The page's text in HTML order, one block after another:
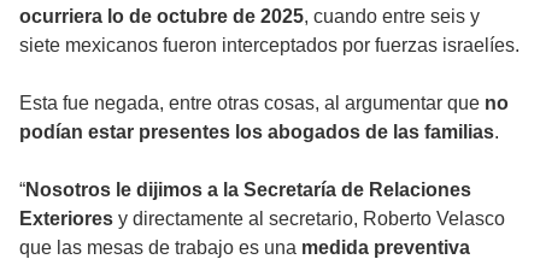
ocurriera lo de octubre de 2025, cuando entre seis y
siete mexicanos fueron interceptados por fuerzas israelíes.
Esta fue negada, entre otras cosas, al argumentar que no
podían estar presentes los abogados de las familias.
“Nosotros le dijimos a la Secretaría de Relaciones
Exteriores y directamente al secretario, Roberto Velasco
que las mesas de trabajo es una medida preventiva